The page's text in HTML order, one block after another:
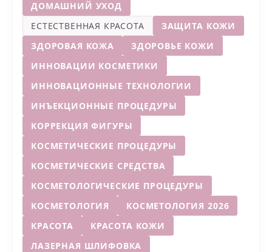
ДОМАШНИЙ УХОД
ЕСТЕСТВЕННАЯ КРАСОТА
ЗАЩИТА КОЖИ
ЗДОРОВАЯ КОЖА
ЗДОРОВЬЕ КОЖИ
ИННОВАЦИИ КОСМЕТИКИ
ИННОВАЦИОННЫЕ ТЕХНОЛОГИИ
ИНЪЕКЦИОННЫЕ ПРОЦЕДУРЫ
КОРРЕКЦИЯ ФИГУРЫ
КОСМЕТИЧЕСКИЕ ПРОЦЕДУРЫ
КОСМЕТИЧЕСКИЕ СРЕДСТВА
КОСМЕТОЛОГИЧЕСКИЕ ПРОЦЕДУРЫ
КОСМЕТОЛОГИЯ
КОСМЕТОЛОГИЯ 2026
КРАСОТА
КРАСОТА КОЖИ
ЛАЗЕРНАЯ ШЛИФОВКА